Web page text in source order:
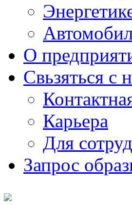
О
Свьзяться с
Карьера
Для
Запрос